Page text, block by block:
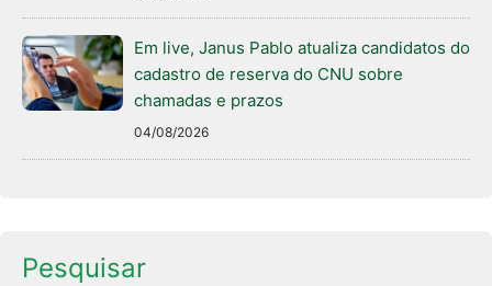
Em live, Janus Pablo atualiza candidatos do
cadastro de reserva do CNU sobre
chamadas e prazos
04/08/2026
Pesquisar